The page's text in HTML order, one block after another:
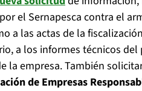
el Sernapesca contra el
a las actas de la
a los informes técnicos
la empresa. También
de Empresas